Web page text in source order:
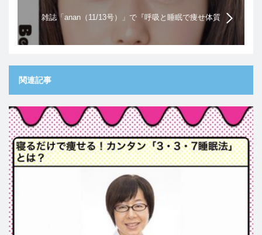
雑誌「anan（11/13号）」で『呼吸と睡眠で痩せ体質
関連記事